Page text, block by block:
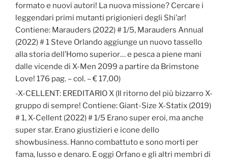
formato e nuovi autori! La nuova missione? Cercare i
leggendari primi mutanti prigionieri degli Shi’ar!
Contiene: Marauders (2022) # 1/5, Marauders Annual
(2022) # 1 Steve Orlando aggiunge un nuovo tassello
alla storia dell’Homo superior… e pesca a piene mani
dalle vicende di X-Men 2099 a partire da Brimstone
Love! 176 pag. – col. – € 17,00)
-X-CELLENT: EREDITARIO X (Il ritorno del più bizzarro X-
gruppo di sempre! Contiene: Giant-Size X-Statix (2019)
# 1, X-Cellent (2022) # 1/5 Erano super eroi, ma anche
super star. Erano giustizieri e icone dello
showbusiness. Hanno combattuto e sono morti per
fama, lusso e denaro. E oggi Orfano e gli altri membri di